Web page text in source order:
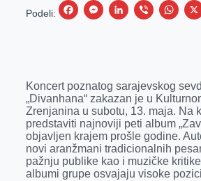
Podeli:
F
b
o
o
k
M
e
n
g
e
r
L
e
d
I
n
V
r
W
s
A
p
p
Koncert poznatog sarajevskog
„Divanhana“ zakazan je u
Zrenjanina u subotu, 13. maja. Na
predstaviti najnoviji peti album
objavljen krajem prošle godine.
novi aranžmani tradicionalnih
pažnju publike kao i muzičke
albumi grupe osvajaju visoke